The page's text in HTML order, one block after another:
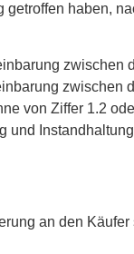
getroffen haben,
zwischen
zwischen
von Ziffer 1.2
und
an den